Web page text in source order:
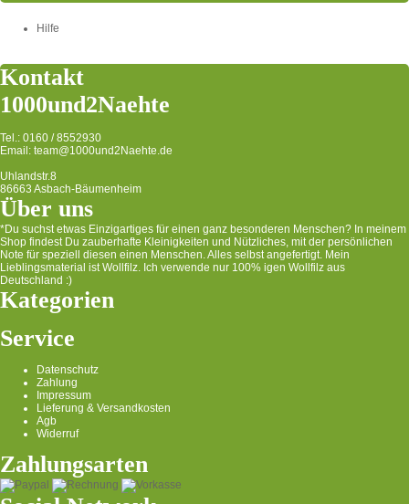
Hilfe
Kontakt
1000und2Naehte
Tel.: 0160 / 8552930
Email: team@1000und2Naehte.de
Uhlandstr.8
86663 Asbach-Bäumenheim
Über uns
*Du suchst etwas Einzigartiges für einen ganz besonderen Menschen? In meinem
Shop findest Du zauberhafte Kleinigkeiten und Nützliches, mit der persönlichen
Note für speziell diesen einen Menschen. Alles selbst angefertigt. Mein
Lieblingsmaterial ist Wollfilz. Ich verwende nur 100% igen Wollfilz aus
Deutschland :)
Kategorien
Service
Datenschutz
Zahlung
Impressum
Lieferung & Versandkosten
Agb
Widerruf
Zahlungsarten